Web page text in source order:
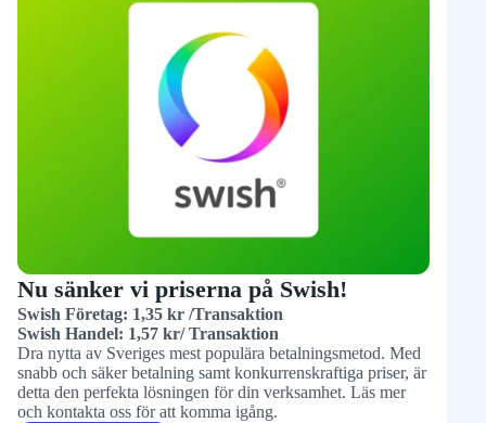
Nu sänker vi priserna på Swish!
Swish Företag: 1,35 kr /Transaktion
Swish Handel: 1,57 kr/ Transaktion
Dra nytta av Sveriges mest populära betalningsmetod. Med
snabb och säker betalning samt konkurrenskraftiga priser, är
detta den perfekta lösningen för din verksamhet. Läs mer
och kontakta oss för att komma igång.